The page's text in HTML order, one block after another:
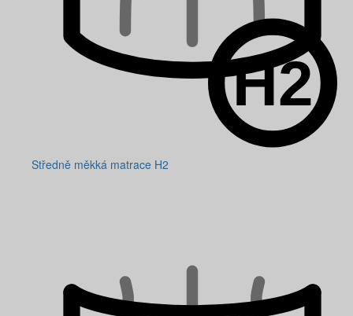
Středně měkká matrace H2